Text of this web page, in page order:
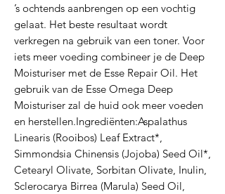
’s ochtends aanbrengen op een vochtig
gelaat. Het beste resultaat wordt
verkregen na gebruik van een toner. Voor
iets meer voeding combineer je de Deep
Moisturiser met de Esse Repair Oil. Het
gebruik van de Esse Omega Deep
Moisturiser zal de huid ook meer voeden
en herstellen.Ingrediënten:Aspalathus
Linearis (Rooibos) Leaf Extract*,
Simmondsia Chinensis (Jojoba) Seed Oil*,
Cetearyl Olivate, Sorbitan Olivate, Inulin,
Sclerocarya Birrea (Marula) Seed Oil,